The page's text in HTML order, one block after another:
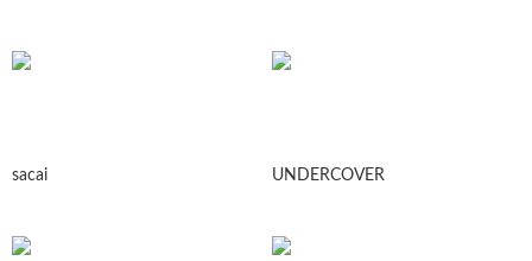
sacai UNDERCOVER